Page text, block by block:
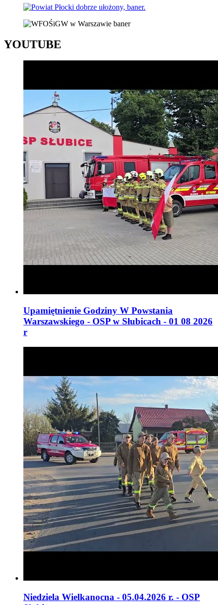
YOUTUBE
Upamiętnienie Godziny W Powstania
Warszawskiego - OSP w Słubicach - 01 08 2026
r
Niedziela Wielkanocna - 05.04.2026 r. - OSP